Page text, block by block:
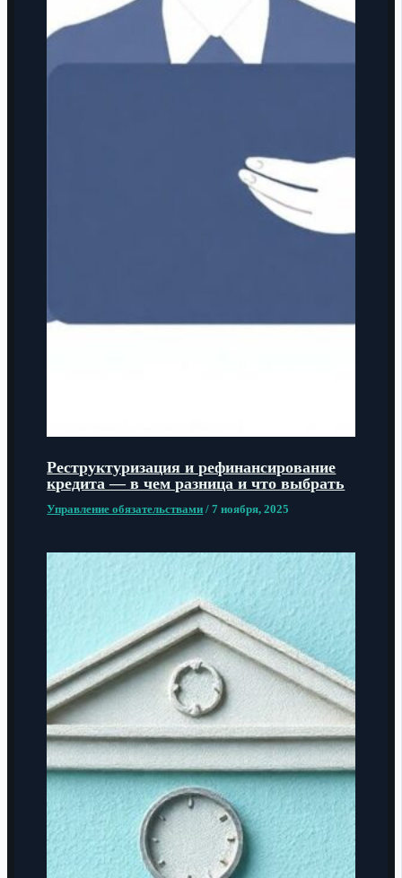
Реструктуризация и рефинансирование
кредита — в чем разница и что выбрать
Управление обязательствами /7 ноября, 2025